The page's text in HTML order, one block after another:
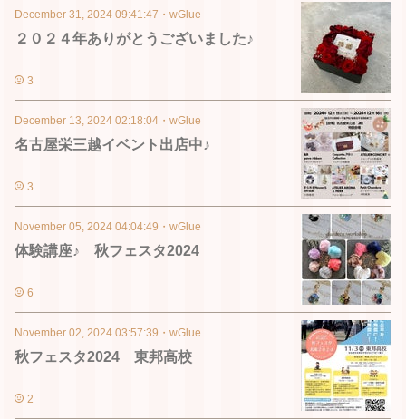
December 31, 2024 09:41:47 ・ wGlue
２０２４年ありがとうございました♪
3
December 13, 2024 02:18:04 ・ wGlue
名古屋栄三越イベント出店中♪
3
November 05, 2024 04:04:49 ・ wGlue
体験講座♪ 秋フェスタ2024
6
November 02, 2024 03:57:39 ・ wGlue
秋フェスタ2024 東邦高校
2